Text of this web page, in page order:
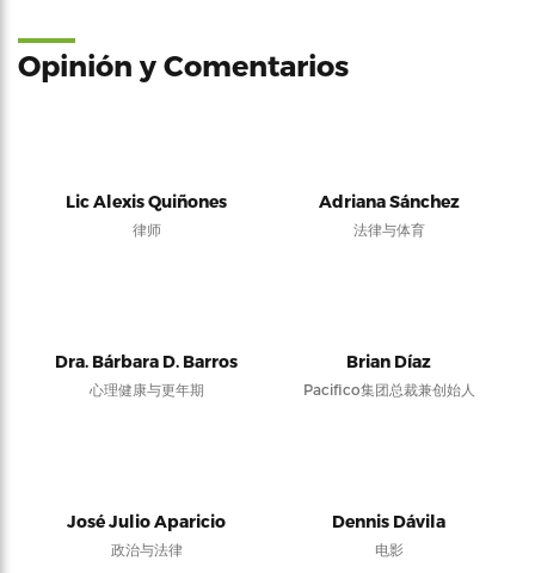
Opinión y Comentarios
Lic Alexis Quiñones
律师
Adriana Sánchez
法律与体育
Dra. Bárbara D. Barros
心理健康与更年期
Brian Díaz
Pacifico集团总裁兼创始人
José Julio Aparicio
政治与法律
Dennis Dávila
电影